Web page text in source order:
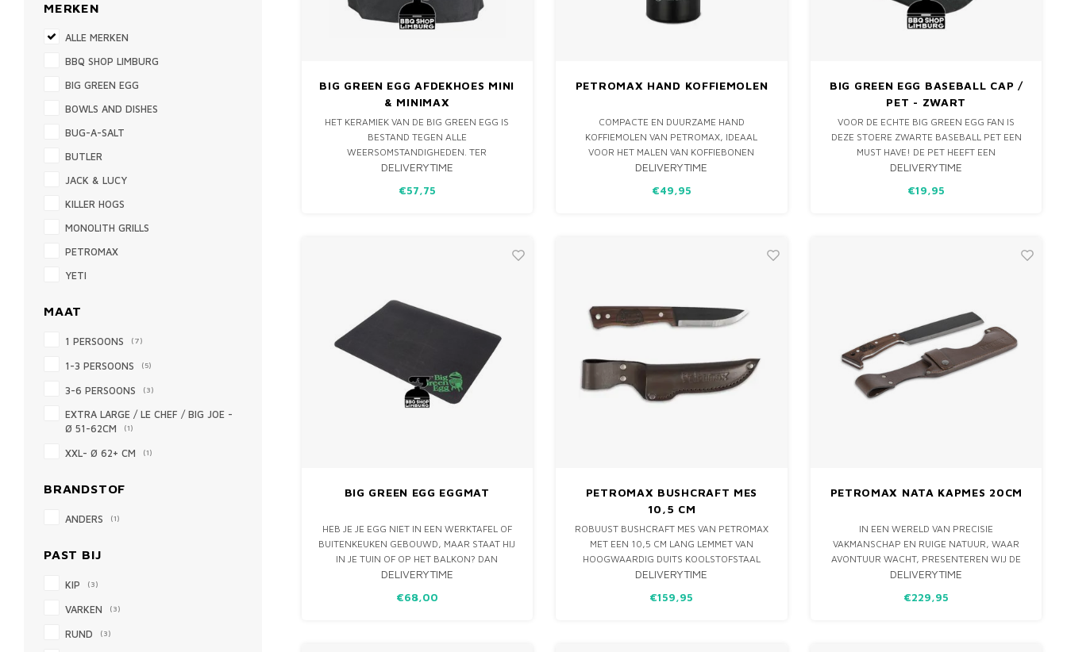
MERKEN
ALLE MERKEN
BBQ SHOP LIMBURG
BIG GREEN EGG
BOWLS AND DISHES
BUG-A-SALT
BUTLER
JACK & LUCY
KILLER HOGS
MONOLITH GRILLS
PETROMAX
YETI
MAAT
1 PERSOONS (7)
1-3 PERSOONS (5)
3-6 PERSOONS (3)
EXTRA LARGE / LE CHEF / BIG JOE -
Ø 51-62CM
(1)
XXL- Ø 62+ CM (1)
BRANDSTOF
ANDERS (1)
PAST BIJ
KIP (3)
VARKEN (3)
RUND (3)
BIG GREEN EGG AFDEKHOES MINI
& MINIMAX
HET KERAMIEK VAN DE BIG GREEN EGG IS
BESTAND TEGEN ALLE
WEERSOMSTANDIGHEDEN. TER
BESCHERMING VAN DE ONDERDELEN EN OM
ECHTER AAN TE BEVELEN DEZE AF TE
DELIVERYTIME
€57,75
PETROMAX HAND KOFFIEMOLEN
COMPACTE EN DUURZAME HAND
KOFFIEMOLEN VAN PETROMAX, IDEAAL
VOOR HET MALEN VAN KOFFIEBONEN
ONDERWEG OF THUIS. VOORZIEN VAN EEN
ROBUUSTE, NOSTALGISCHE UITSTRALING.
DELIVERYTIME
€49,95
BIG GREEN EGG BASEBALL CAP /
PET - ZWART
VOOR DE ECHTE BIG GREEN EGG FAN IS
DEZE STOERE ZWARTE BASEBALL PET EEN
MUST HAVE! DE PET HEEFT EEN
VERSTELBARE SLUITING MET HET BIG
OM CADEAU TE GEVEN AAN DE ECHTE
DELIVERYTIME
€19,95
BIG GREEN EGG EGGMAT
HEB JE JE EGG NIET IN EEN WERKTAFEL OF
BUITENKEUKEN GEBOUWD, MAAR STAAT HIJ
IN JE TUIN OF OP HET BALKON? DAN
BESCHERMT DE EGGMAT HET GEBIED
FEITJE: DE EGGMAT BESTAAT UIT VOLLEDIG
DELIVERYTIME
€68,00
PETROMAX BUSHCRAFT MES
10,5 CM
ROBUUST BUSHCRAFT MES VAN PETROMAX
MET EEN 10,5 CM LANG LEMMET VAN
HOOGWAARDIG DUITS KOOLSTOFSTAAL
(80CRV2). IDEAAL VOOR SURVIVAL EN
ERGONOMISCH WALNOOTHOUTEN
DELIVERYTIME
€159,95
PETROMAX NATA KAPMES 20CM
IN EEN WERELD VAN PRECISIE
VAKMANSCHAP EN RUIGE NATUUR, WAAR
AVONTUUR WACHT, PRESENTEREN WIJ DE
PETROMAX NATA EN BUSHCRAFT MESSEN.
NATUURLIEFHEBBERS, MET LEMMETEN VAN
DELIVERYTIME
€229,95